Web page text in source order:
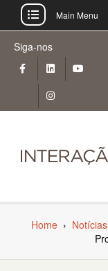
content
Siga-nos
Main Menu
Home ›